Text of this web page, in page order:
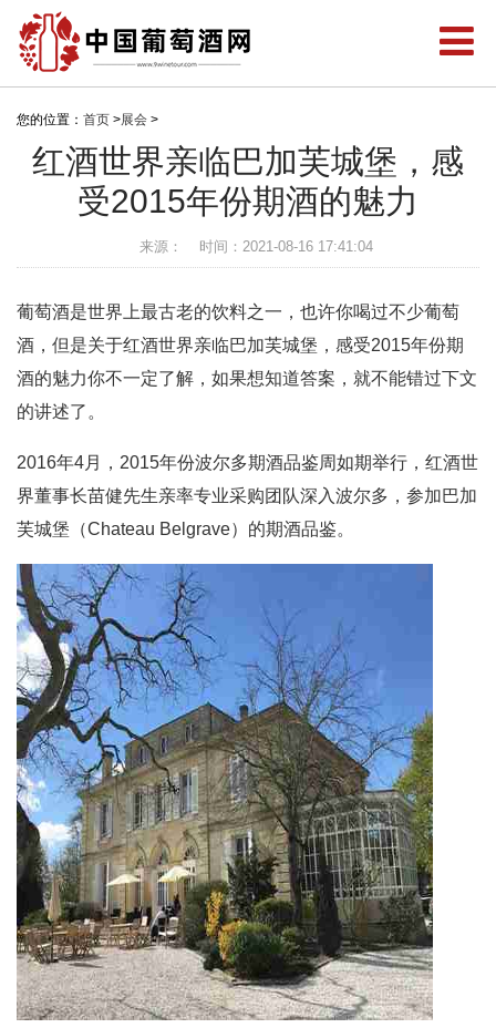
您的位置： 首页 >展会 >
红酒世界亲临巴加芙城堡，感
受2015年份期酒的魅力
来源： 时间：2021-08-16 17:41:04
葡萄酒是世界上最古老的饮料之一，也许你喝过不少葡萄
酒，但是关于红酒世界亲临巴加芙城堡，感受2015年份期
酒的魅力你不一定了解，如果想知道答案，就不能错过下文
的讲述了。
2016年4月，2015年份波尔多期酒品鉴周如期举行，红酒世
界董事长苗健先生亲率专业采购团队深入波尔多，参加巴加
芙城堡（Chateau Belgrave）的期酒品鉴。